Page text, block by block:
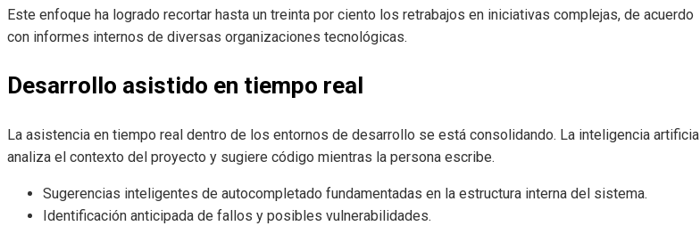
Este enfoque ha logrado recortar hasta un treinta por ciento los retrabajos en iniciativas complejas, de acuerdo
con informes internos de diversas organizaciones tecnológicas.
Desarrollo asistido en tiempo real
La asistencia en tiempo real dentro de los entornos de desarrollo se está consolidando. La inteligencia artificial
analiza el contexto del proyecto y sugiere código mientras la persona escribe.
Sugerencias inteligentes de autocompletado fundamentadas en la estructura interna del sistema.
Identificación anticipada de fallos y posibles vulnerabilidades.